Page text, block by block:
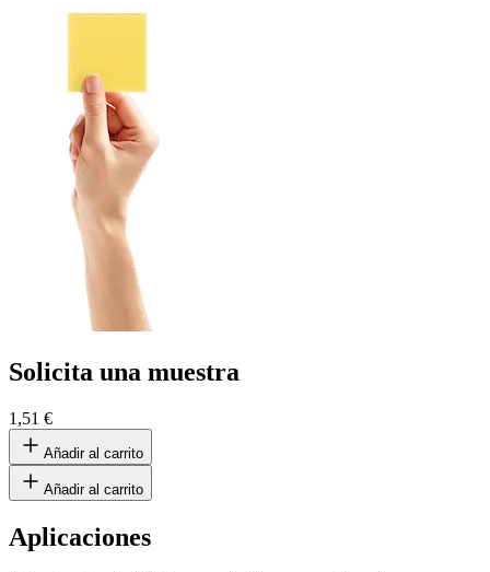
Solicita una muestra
1,51 €
Añadir al carrito
Añadir al carrito
Aplicaciones